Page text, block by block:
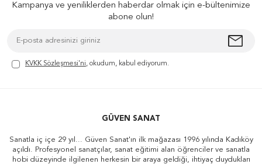
Kampanya ve yeniliklerden haberdar olmak için e-bültenimize
abone olun!
KVKK Sözleşmesi'ni, okudum, kabul ediyorum.
GÜVEN SANAT
Sanatla iç içe 29 yıl... Güven Sanat'ın ilk mağazası 1996 yılında Kadıköy
açıldı. Profesyonel sanatçılar, sanat eğitimi alan öğrenciler ve sanatla
hobi düzeyinde ilgilenen herkesin bir araya geldiği, ihtiyaç duydukları